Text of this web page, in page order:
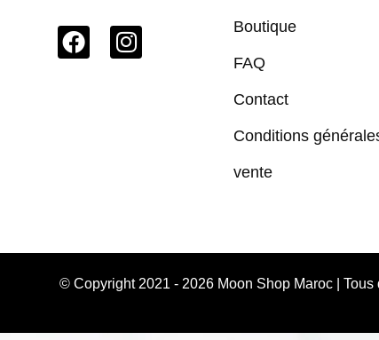
Boutique
FAQ
Contact
Conditions
vente
© Copyright 2021 - 2026 Moon Shop Maroc |